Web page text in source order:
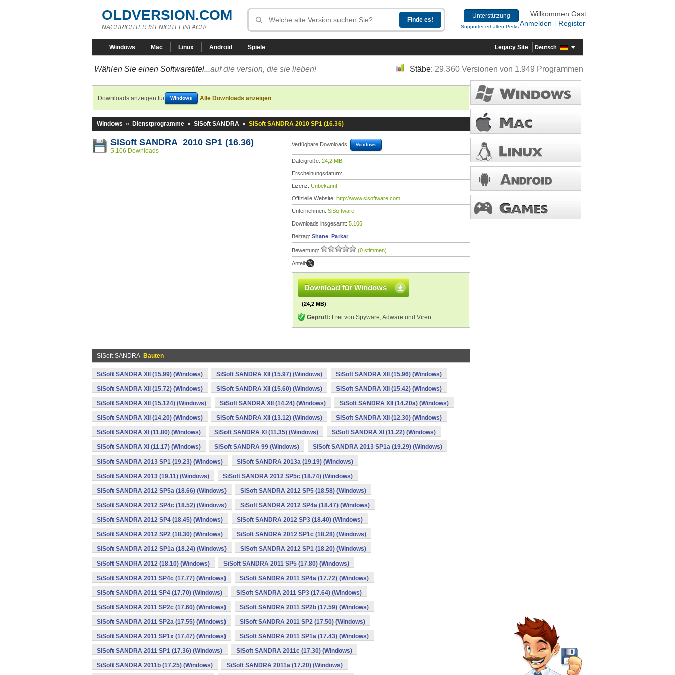
OLDVERSION.COM
NACHRICHTER IST NICHT EINFACH!
Unterstützung
Supporter erhalten Perks
Willkommen Gast
Anmelden
Register
Windows Mac Linux Android Spiele Legacy Site Deutsch
Wählen Sie einen Softwaretitel...auf die version, die sie lieben! Stäbe: 29.360 Versionen von 1.949 Programmen
Downloads anzeigen für Windows Alle Downloads anzeigen
Windows » Dienstprogramme » SiSoft SANDRA » SiSoft SANDRA 2010 SP1 (16.36)
SiSoft SANDRA 2010 SP1 (16.36)
5.106 Downloads
Verfügbare Downloads: Windows
Dateigröße: 24,2 MB
Erscheinungsdatum:
Lizenz: Unbekannt
Offizielle Website: http://www.sisoftware.com
Unternehmen: SiSoftware
Downloads insgesamt: 5.106
Beitrag: Shane_Parkar
Bewertung: (0 stimmen)
Anteil:
Download für Windows
(24,2 MB)
Geprüft: Frei von Spyware, Adware und Viren
SiSoft SANDRA Bauten
SiSoft SANDRA XII (15.99) (Windows) SiSoft SANDRA XII (15.97) (Windows) SiSoft SANDRA XII (15.96) (Windows)
SiSoft SANDRA XII (15.72) (Windows) SiSoft SANDRA XII (15.60) (Windows) SiSoft SANDRA XII (15.42) (Windows)
SiSoft SANDRA XII (15.124) (Windows) SiSoft SANDRA XII (14.24) (Windows) SiSoft SANDRA XII (14.20a) (Windows)
SiSoft SANDRA XII (14.20) (Windows) SiSoft SANDRA XII (13.12) (Windows) SiSoft SANDRA XII (12.30) (Windows)
SiSoft SANDRA XI (11.80) (Windows) SiSoft SANDRA XI (11.35) (Windows) SiSoft SANDRA XI (11.22) (Windows)
SiSoft SANDRA XI (11.17) (Windows) SiSoft SANDRA 99 (Windows) SiSoft SANDRA 2013 SP1a (19.29) (Windows)
SiSoft SANDRA 2013 SP1 (19.23) (Windows) SiSoft SANDRA 2013a (19.19) (Windows)
SiSoft SANDRA 2013 (19.11) (Windows) SiSoft SANDRA 2012 SP5c (18.74) (Windows)
SiSoft SANDRA 2012 SP5a (18.66) (Windows) SiSoft SANDRA 2012 SP5 (18.58) (Windows)
SiSoft SANDRA 2012 SP4c (18.52) (Windows) SiSoft SANDRA 2012 SP4a (18.47) (Windows)
SiSoft SANDRA 2012 SP4 (18.45) (Windows) SiSoft SANDRA 2012 SP3 (18.40) (Windows)
SiSoft SANDRA 2012 SP2 (18.30) (Windows) SiSoft SANDRA 2012 SP1c (18.28) (Windows)
SiSoft SANDRA 2012 SP1a (18.24) (Windows) SiSoft SANDRA 2012 SP1 (18.20) (Windows)
SiSoft SANDRA 2012 (18.10) (Windows) SiSoft SANDRA 2011 SP5 (17.80) (Windows)
SiSoft SANDRA 2011 SP4c (17.77) (Windows) SiSoft SANDRA 2011 SP4a (17.72) (Windows)
SiSoft SANDRA 2011 SP4 (17.70) (Windows) SiSoft SANDRA 2011 SP3 (17.64) (Windows)
SiSoft SANDRA 2011 SP2c (17.60) (Windows) SiSoft SANDRA 2011 SP2b (17.59) (Windows)
SiSoft SANDRA 2011 SP2a (17.55) (Windows) SiSoft SANDRA 2011 SP2 (17.50) (Windows)
SiSoft SANDRA 2011 SP1x (17.47) (Windows) SiSoft SANDRA 2011 SP1a (17.43) (Windows)
SiSoft SANDRA 2011 SP1 (17.36) (Windows) SiSoft SANDRA 2011c (17.30) (Windows)
SiSoft SANDRA 2011b (17.25) (Windows) SiSoft SANDRA 2011a (17.20) (Windows)